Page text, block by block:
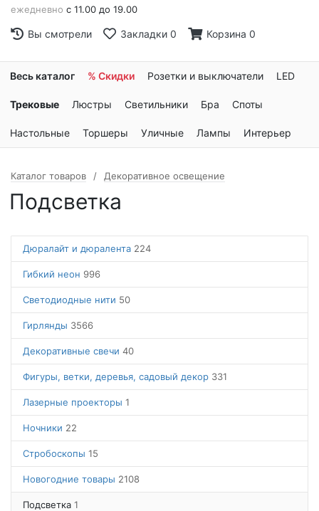
ежедневно с 11.00 до 19.00
Вы смотрели Закладки 0 Корзина 0
Весь каталог % Скидки Розетки и выключатели LED
Трековые Люстры Светильники Бра Споты
Настольные Торшеры Уличные Лампы Интерьер
Каталог товаров Декоративное освещение
Подсветка
Дюралайт и дюралента 224
Гибкий неон 996
Светодиодные нити 50
Гирлянды 3566
Декоративные свечи 40
Фигуры, ветки, деревья, садовый декор 331
Лазерные проекторы 1
Ночники 22
Стробоскопы 15
Новогодние товары 2108
Подсветка 1